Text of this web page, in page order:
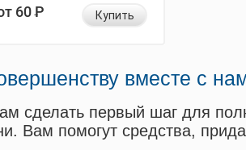
60Р Купить
вместе с
сделать первый шаг для
Вам помогут средства,